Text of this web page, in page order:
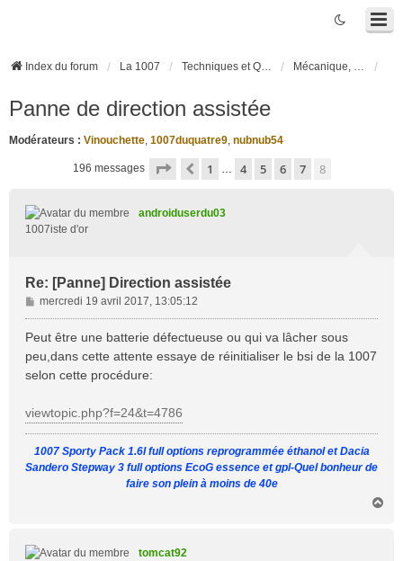
Index du forum La 1007 Techniques et Questions Mécanique, liaison au sol et pneumatiques
Panne de direction assistée
Modérateurs : Vinouchette, 1007duquatre9, nubnub54
196 messages Page sur8
Précédente
1 … 4 5 6 7 8
androiduserdu03
1007iste d'or
Re: [Panne] Direction assistée
M
e
s
g
mercredi 19 avril 2017, 13:05:12
Peut être une batterie défectueuse ou qui va lâcher sous
peu,dans cette attente essaye de réinitialiser le bsi de la 1007
selon cette procédure:
viewtopic.php?f=24&t=4786
1007 Sporty Pack 1.6l full options reprogrammée éthanol et Dacia
Sandero Stepway 3 full options EcoG essence et gpl-Quel bonheur de
faire son plein à moins de 40e
tomcat92